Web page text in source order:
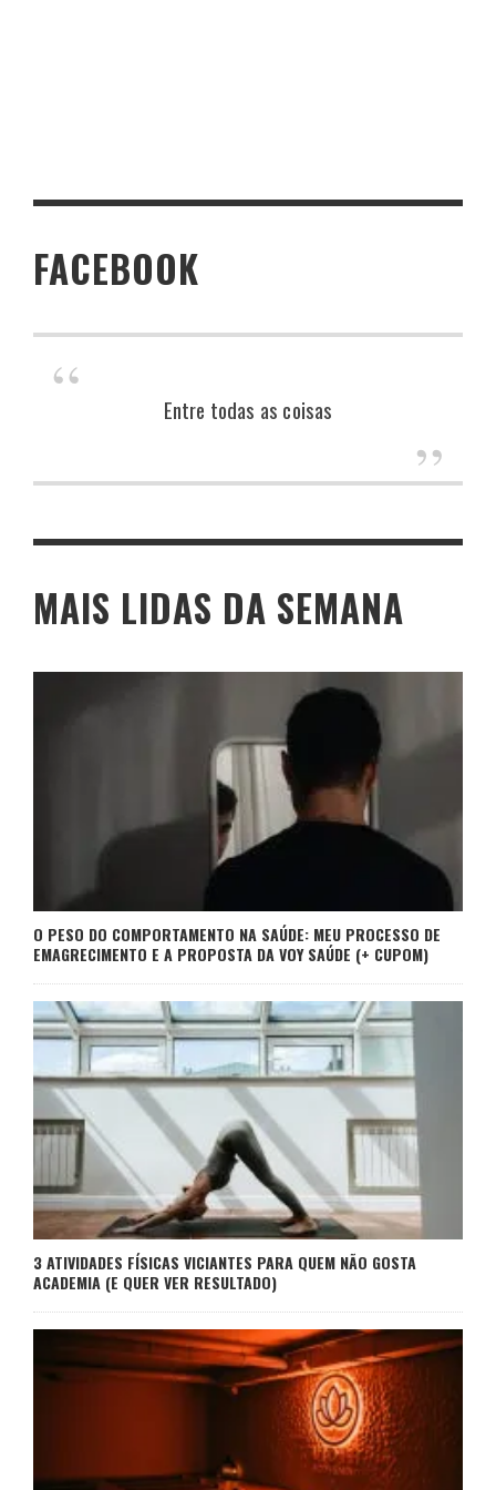
FACEBOOK
Entre todas as coisas
MAIS LIDAS DA SEMANA
O PESO DO COMPORTAMENTO NA SAÚDE: MEU PROCESSO DE
EMAGRECIMENTO E A PROPOSTA DA VOY SAÚDE (+ CUPOM)
3 ATIVIDADES FÍSICAS VICIANTES PARA QUEM NÃO GOSTA
ACADEMIA (E QUER VER RESULTADO)